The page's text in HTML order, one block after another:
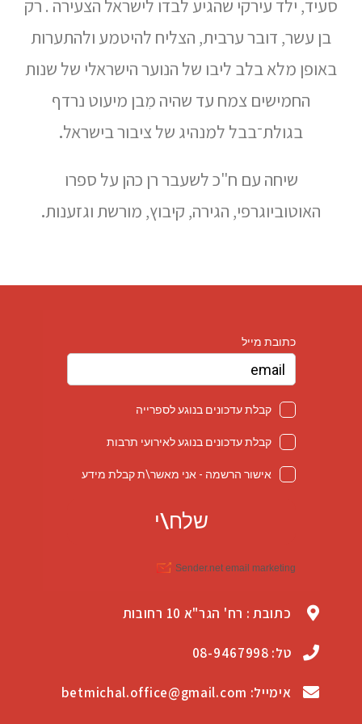
סעיד, ילד עירקי שהגיע לבדו לישראל הצעירה . רק
בן עשר, דובר ערבית, הצליח להיטמע ולהתערות
באופן מלא בלב ליבו של הנוער הישראלי של שנות
החמישים צמח עד שהיה מִבן מיעוט נרדף
בגולת־בבל למנהיג של ציבור בישראל.
שיחה עם ח"כ לשעבר רן כהן על ספרו
האוטוביוגרפי, הגירה, קיבוץ, מורשת וגזענות.
כתובת : רח' הגר"א 10 רחובות
טל: 08-9467998
אימייל: betmichal.office@gmail.com